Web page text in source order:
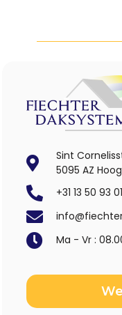
Sint
5095 AZ
+31 13 50 93
Ma - Vr :